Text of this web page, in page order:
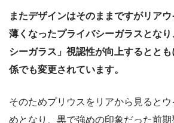
またデザインはそのままですがリア
薄くなったプライバシーガラスとな
シーガラス」視認性が向上するとと
係でも変更されています。
そのためプリウスをリアから見ると
めとなり、黒で強めの印象だった前期